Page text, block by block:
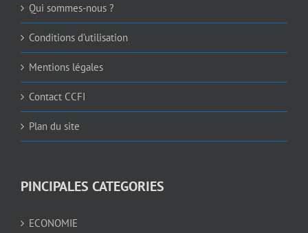
Qui sommes-nous ?
Conditions d’utilisation
Mentions légales
Contact CCFI
Plan du site
PINCIPALES CATEGORIES
ECONOMIE